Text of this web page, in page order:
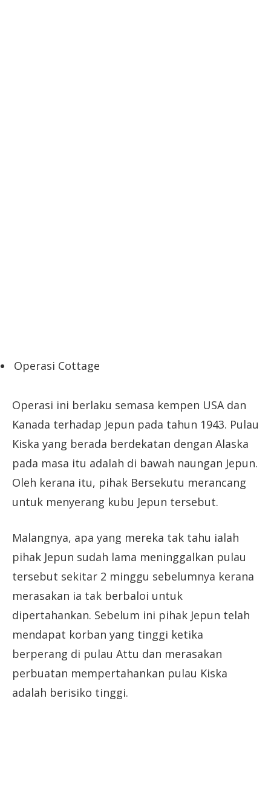
Operasi Cottage
Operasi ini berlaku semasa kempen USA dan
Kanada terhadap Jepun pada tahun 1943. Pulau
Kiska yang berada berdekatan dengan Alaska
pada masa itu adalah di bawah naungan Jepun.
Oleh kerana itu, pihak Bersekutu merancang
untuk menyerang kubu Jepun tersebut.
Malangnya, apa yang mereka tak tahu ialah
pihak Jepun sudah lama meninggalkan pulau
tersebut sekitar 2 minggu sebelumnya kerana
merasakan ia tak berbaloi untuk
dipertahankan. Sebelum ini pihak Jepun telah
mendapat korban yang tinggi ketika
berperang di pulau Attu dan merasakan
perbuatan mempertahankan pulau Kiska
adalah berisiko tinggi.